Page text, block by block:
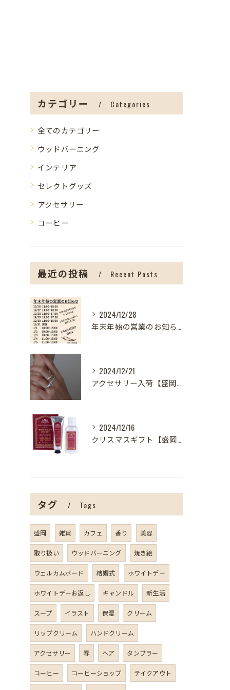
カテゴリー Categories
全てのカテゴリー
ウッドバーニング
インテリア
セレクトグッズ
アクセサリー
コーヒー
最近の投稿 Recent Posts
2024/12/28
年末年始の営業のお知らせ【盛岡の雑貨屋】
2024/12/21
アクセサリー入荷【盛岡の雑貨屋】
2024/12/16
クリスマスギフト【盛岡の雑貨屋】
タグ Tags
盛岡 雑貨 カフェ 香り 美容
取り扱い ウッドバーニング 焼き絵
ウェルカムボード 結婚式 ホワイトデー
ホワイトデーお返し キャンドル 新生活
スープ イラスト 保湿 クリーム
リップクリーム ハンドクリーム
アクセサリー 春 ヘア タンブラー
コーヒー コーヒーショップ テイクアウト